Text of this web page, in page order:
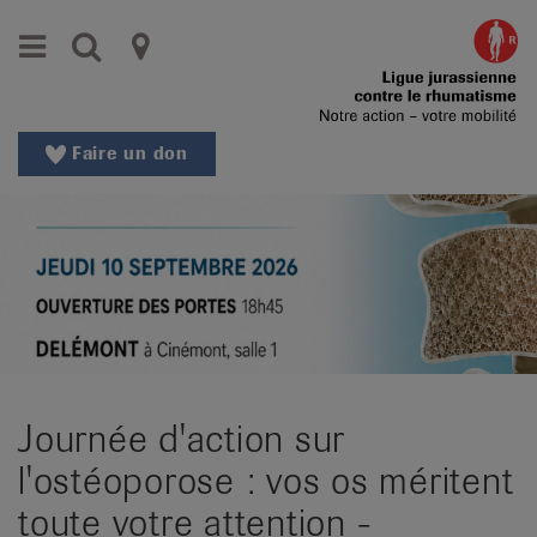
vers
au
Aller
recherche
Changer
région
Changer
Faire un don
Journée d'action sur
l'ostéoporose : vos os méritent
toute votre attention -
Menu Recherche
Ligues
contre
le
rhumatisme
|
Organisations
nationales
patients